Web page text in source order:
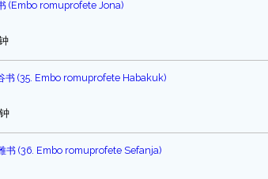
(Embo romuprofete Jona)
书 (35. Embo romuprofete Habakuk)
书 (36. Embo romuprofete Sefanja)